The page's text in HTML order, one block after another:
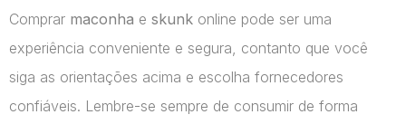
Comprar maconha e skunk online pode ser uma
experiência conveniente e segura, contanto que você
siga as orientações acima e escolha fornecedores
confiáveis. Lembre-se sempre de consumir de forma